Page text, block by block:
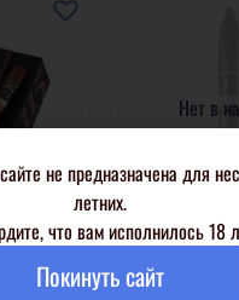
Нет в
La Aurora 115th
Limited Edition
не предназначена для
летних.
что вам исполнилось 18
Покинуть сайт